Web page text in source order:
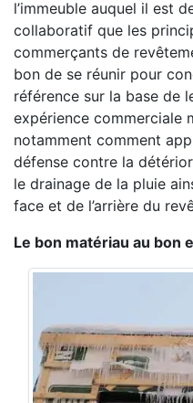
l’immeuble auquel il est
collaboratif que les
commerçants de
bon de se réunir pour
référence sur la base de
expérience commerciale
notamment comment
défense contre la
le drainage de la pluie
face et de l’arrière du
Le bon matériau au bon